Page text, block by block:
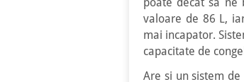
valoare de 86 L,
mai incapator.
capacitate de
Are si un sistem